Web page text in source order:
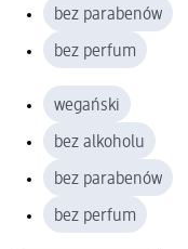
bez parabenów
bez perfum
wegański
bez alkoholu
bez parabenów
bez perfum